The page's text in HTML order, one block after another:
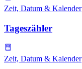
Zeit, Datum & Kalender
Tageszähler
Zeit, Datum & Kalender